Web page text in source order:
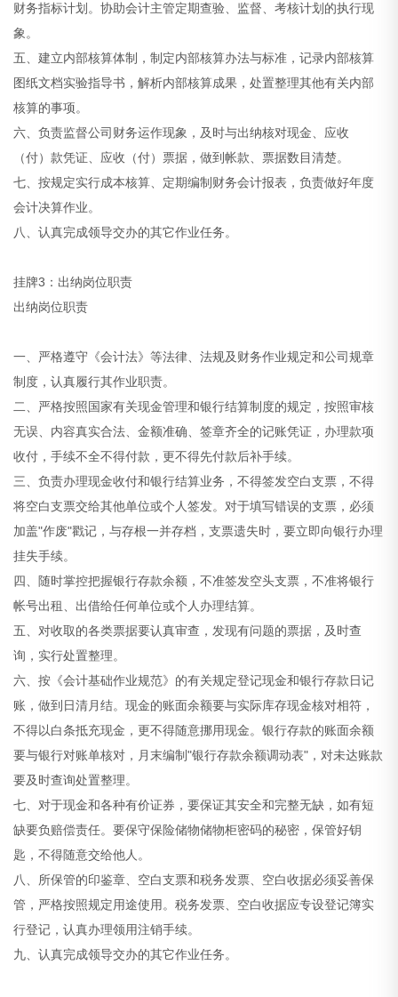
财务指标计划。协助会计主管定期查验、监督、考核计划的执行现
象。
五、建立内部核算体制，制定内部核算办法与标准，记录内部核算
图纸文档实验指导书，解析内部核算成果，处置整理其他有关内部
核算的事项。
六、负责监督公司财务运作现象，及时与出纳核对现金、应收
（付）款凭证、应收（付）票据，做到帐款、票据数目清楚。
七、按规定实行成本核算、定期编制财务会计报表，负责做好年度
会计决算作业。
八、认真完成领导交办的其它作业任务。
挂牌3：出纳岗位职责
出纳岗位职责
一、严格遵守《会计法》等法律、法规及财务作业规定和公司规章
制度，认真履行其作业职责。
二、严格按照国家有关现金管理和银行结算制度的规定，按照审核
无误、内容真实合法、金额准确、签章齐全的记账凭证，办理款项
收付，手续不全不得付款，更不得先付款后补手续。
三、负责办理现金收付和银行结算业务，不得签发空白支票，不得
将空白支票交给其他单位或个人签发。对于填写错误的支票，必须
加盖"作废"戳记，与存根一并存档，支票遗失时，要立即向银行办理
挂失手续。
四、随时掌控把握银行存款余额，不准签发空头支票，不准将银行
帐号出租、出借给任何单位或个人办理结算。
五、对收取的各类票据要认真审查，发现有问题的票据，及时查
询，实行处置整理。
六、按《会计基础作业规范》的有关规定登记现金和银行存款日记
账，做到日清月结。现金的账面余额要与实际库存现金核对相符，
不得以白条抵充现金，更不得随意挪用现金。银行存款的账面余额
要与银行对账单核对，月末编制"银行存款余额调动表"，对未达账款
要及时查询处置整理。
七、对于现金和各种有价证券，要保证其安全和完整无缺，如有短
缺要负赔偿责任。要保守保险储物储物柜密码的秘密，保管好钥
匙，不得随意交给他人。
八、所保管的印鉴章、空白支票和税务发票、空白收据必须妥善保
管，严格按照规定用途使用。税务发票、空白收据应专设登记簿实
行登记，认真办理领用注销手续。
九、认真完成领导交办的其它作业任务。